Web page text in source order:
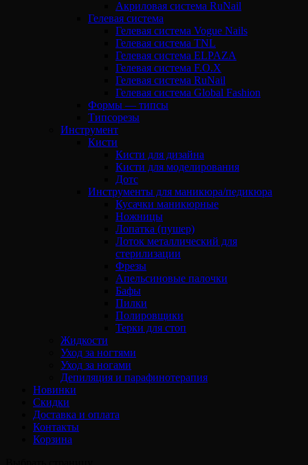
Акриловая система RuNail
Гелевая система
Гелевая система Vogue Nails
Гелевая система TNL
Гелевая система ELPAZA
Гелевая система F.O.X
Гелевая система RuNail
Гелевая система Global Fashion
Формы — типсы
Типсорезы
Инструмент
Кисти
Кисти для дизайна
Кисти для моделирования
Дотс
Инструменты для маникюра/педикюра
Кусачки маникюрные
Ножницы
Лопатка (пушер)
Лоток металлический для
стерилизации
Фрезы
Апельсиновые палочки
Бафы
Пилки
Полировщики
Терки для стоп
Жидкости
Уход за ногтями
Уход за ногами
Депиляция и парафинотерапия
Новинки
Скидки
Доставка и оплата
Контакты
Корзина